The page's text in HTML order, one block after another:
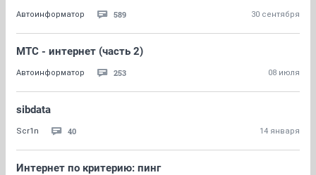
Автоинформатор 589 30 сентября
МТС - интернет (часть 2)
Автоинформатор 253 08 июля
sibdata
Scr1n 40 14 января
Интернет по критерию: пинг